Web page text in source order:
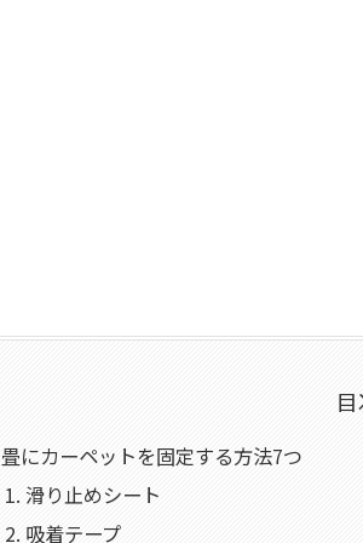
畳にカーペットを固定する方法7つ
滑り止めシート
吸着テープ